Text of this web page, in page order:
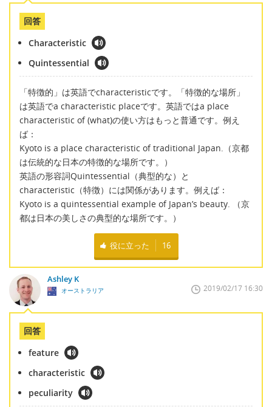
回答
Characteristic
Quintessential
「特徴的」は英語でcharacteristicです。「特徴的な場所」
は英語でa characteristic placeです。英語ではa place
characteristic of (what)の使い方はもっと普通です。例え
ば：
Kyoto is a place characteristic of traditional Japan.（京都
は伝統的な日本の特徴的な場所です。）
英語の形容詞Quintessential（典型的な）と
characteristic（特徴）には関係があります。例えば：
Kyoto is a quintessential example of Japan’s beauty. （京
都は日本の美しさの典型的な場所です。）
役に立った 16
Ashley K
オーストラリア 2019/02/17 16:30
回答
feature
characteristic
peculiarity